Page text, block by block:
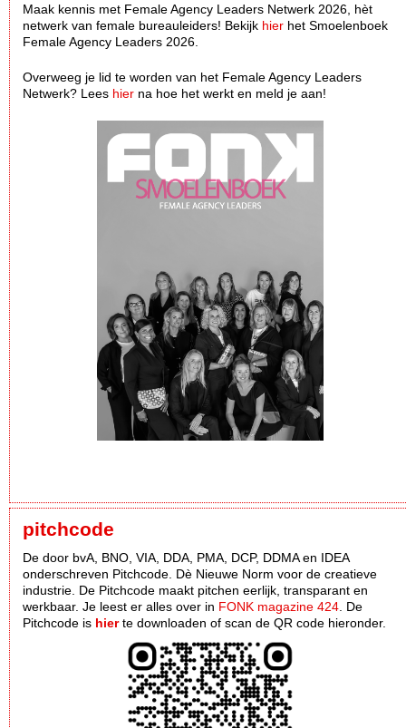
Maak kennis met Female Agency Leaders Netwerk 2026, hèt
netwerk van female bureauleiders! Bekijk hier het Smoelenboek
Female Agency Leaders 2026.
Overweeg je lid te worden van het Female Agency Leaders
Netwerk? Lees hier na hoe het werkt en meld je aan!
pitchcode
De door bvA, BNO, VIA, DDA, PMA, DCP, DDMA en IDEA
onderschreven Pitchcode. Dè Nieuwe Norm voor de creatieve
industrie. De Pitchcode maakt pitchen eerlijk, transparant en
werkbaar. Je leest er alles over in FONK magazine 424 . De
Pitchcode is hierte downloaden of scan de QR code hieronder.